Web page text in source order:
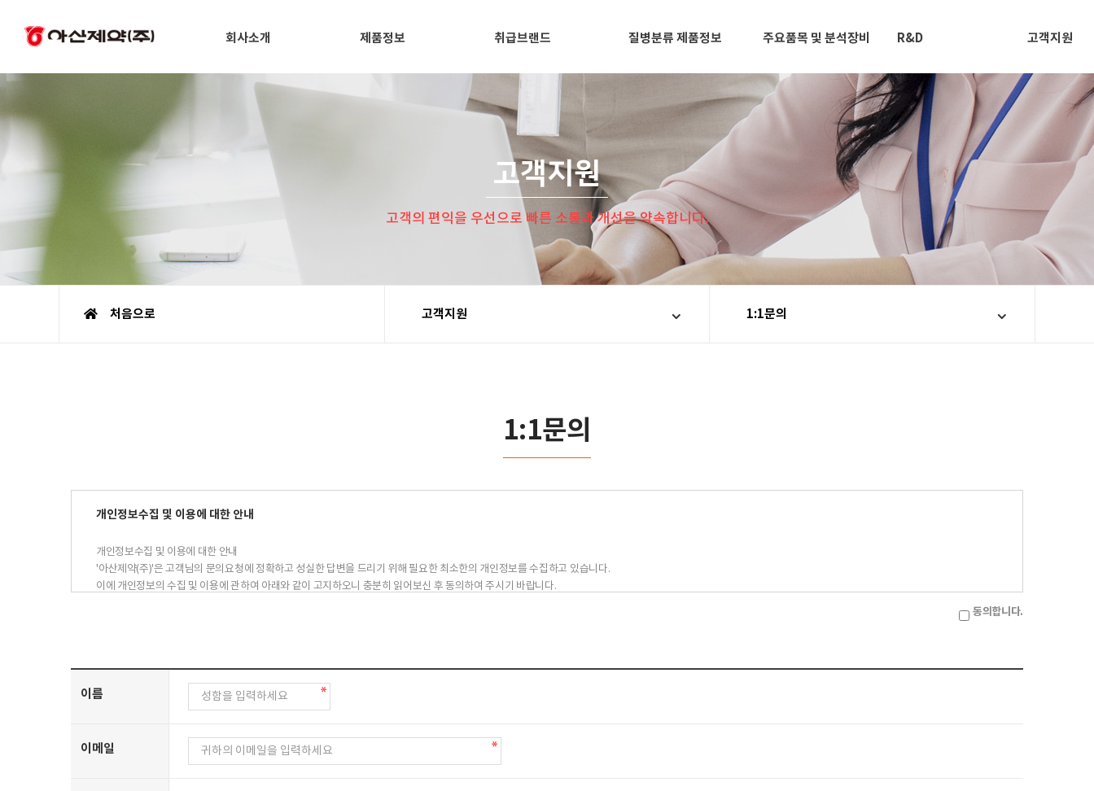
회사소개 제품정보 취급브랜드 질병분류 제품정보 주요품목 및 분석장비 R&D 고객지원
고객지원
고객의 편익을 우선으로 빠른 소통과 개선을 약속합니다.
처음으로 고객지원 1:1문의
1:1문의
개인정보수집 및 이용에 대한 안내
개인정보수집 및 이용에 대한 안내
'아산제약(주)'은 고객님의 문의요청에 정확하고 성실한 답변을 드리기 위해 필요한 최소한의 개인정보를 수집하고 있습니다.
이에 개인정보의 수집 및 이용에 관하여 아래와 같이 고지하오니 충분히 읽어보신 후 동의하여 주시기 바랍니다.
동의합니다.
이름
이메일